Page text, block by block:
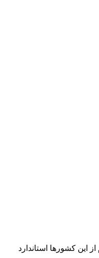
مالدیو متفاوت است و هر کدام از این کشورها استاندارد